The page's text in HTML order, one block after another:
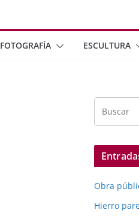
FOTOGRAFÍA ESCULTURA
Obra
Hierro